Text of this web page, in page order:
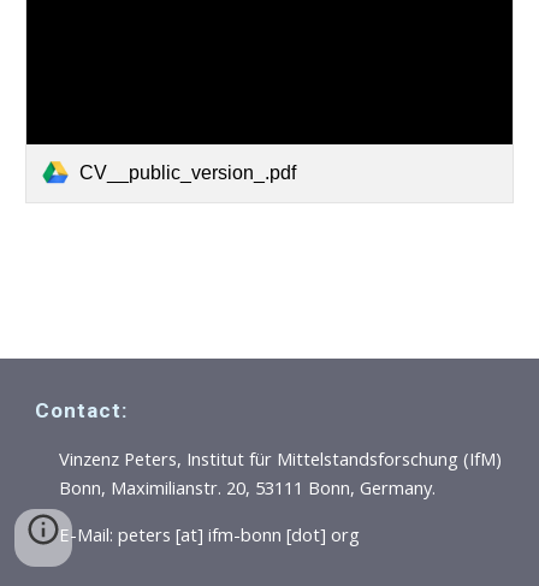
CV__public_version_.pdf
Contact:
Vinzenz Peters, Institut für Mittelstandsforschung (IfM)
Bonn, Maximilianstr. 20, 53111 Bonn, Germany.
E-Mail: peters [at] ifm-bonn [dot] org